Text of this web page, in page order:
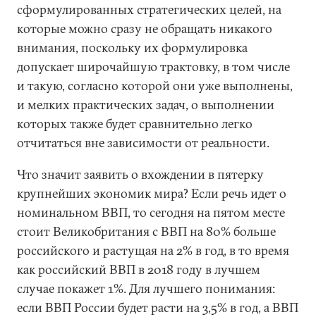
сформулированных стратегических целей, на
которые можно сразу не обращать никакого
внимания, поскольку их формулировка
допускает широчайшую трактовку, в том числе
и такую, согласно которой они уже выполнены,
и мелких практических задач, о выполнении
которых также будет сравнительно легко
отчитаться вне зависимости от реальности.
Что значит заявить о вхождении в пятерку
крупнейших экономик мира? Если речь идет о
номинальном ВВП, то сегодня на пятом месте
стоит Великобритания с ВВП на 80% больше
российского и растущая на 2% в год, в то время
как российский ВВП в 2018 году в лучшем
случае покажет 1%. Для лучшего понимания:
если ВВП России будет расти на 3,5% в год, а ВВП